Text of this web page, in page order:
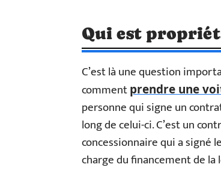
Qui est
C’est là une question
commentprendre une
personne qui signe un
long de celui-ci. C’est un
concessionnaire qui a signé
charge du financement de la